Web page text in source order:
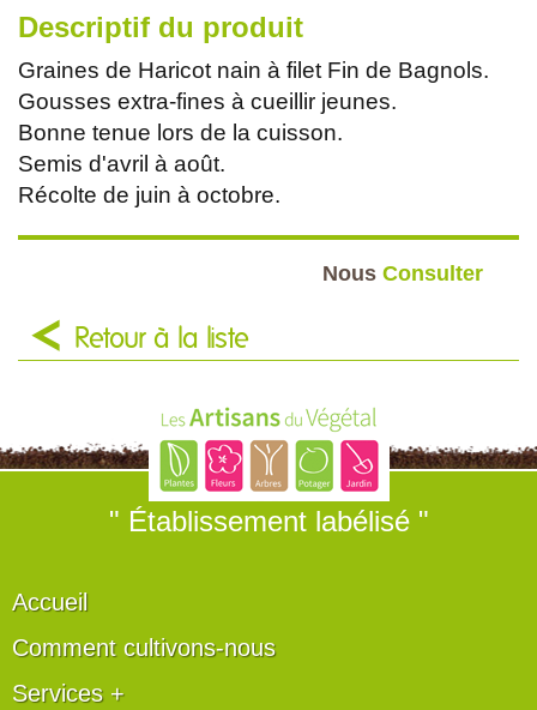
Descriptif du produit
Graines de Haricot nain à filet Fin de Bagnols.
Gousses extra-fines à cueillir jeunes.
Bonne tenue lors de la cuisson.
Semis d'avril à août.
Récolte de juin à octobre.
Nous Consulter
Retour à la liste
" Établissement labélisé "
Accueil
Comment cultivons-nous
Services +